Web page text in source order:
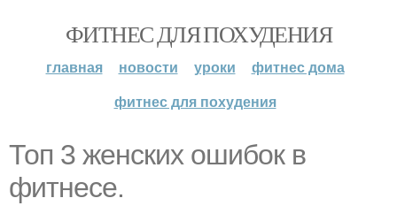
ФИТНЕС ДЛЯ ПОХУДЕНИЯ
главная новости уроки
фитнес дома
фитнес для похудения
Топ 3 женских ошибок в
фитнесе.